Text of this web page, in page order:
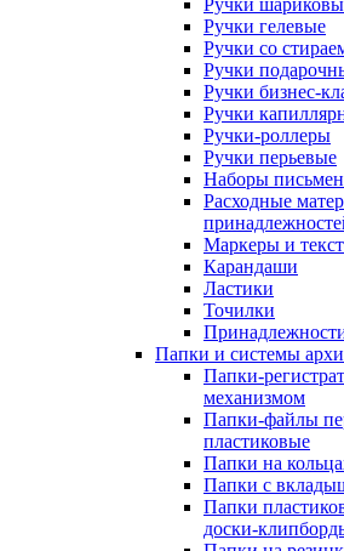
Ручки
Ручки гелевые
Ручки со
Ручки
Ручки бизнес-
Ручки
Ручки-роллеры
Ручки перьевые
Наборы
Расходные
Маркеры и
Карандаши
Ластики
Точилки
Папки и системы
Папки-
механизмом
Папки-файлы
пластиковые
Папки на
Папки с
Папки
доски-